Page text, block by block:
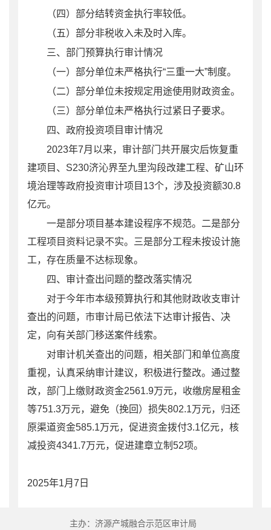
（四） 部分结转资金执行率较低。
（五）部分非税收入未及时入库。
三、 部门预算执行审计情况
（一） 部分单位未严格执行“三重一大”制度。
（二）部分单位未按规定用途使用财政资金。
（三）部分单位未严格执行过紧日子要求。
四、政府投资项目审计情况
2023年7月以来，审计部门共开展灾后恢复重
建项目、 S230济沁界至九里沟段改建工程、矿山环
境治理等政府投资审计项目 13个， 涉及投资额30.8
亿元。
一是部分项目基本建设程序不规范。二是部分
工程项目 资料记录不实。三是部分工程未按设计施
工，存在质量不达标现象。
四、审计查出问题的整改落实情况
对于今年市本级预算执行和其他财政收支审计
查出的问题，市审计局已依法下达审计报告、决
定，向有关部门移送案件线索。
对审计机关查出的问题，相关部门和单位高度
重视，认真采纳审计建议，积极进行整改。通过整
改， 部门上缴财政资金2561.9万元，收缴房屋租金
等751.3万元，避免（挽回）损失802.1万元， 归还
原渠道资金585.1万元， 促进资金拨付3.1亿元，核
减投资4341.7万元，促进建章立制 52项。
2025年1月 7 日
主办：济源产城融合示范区审计局